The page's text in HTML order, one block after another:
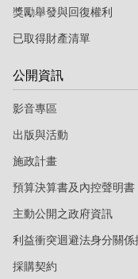
獎勵舉發與回復權利
已取得財產清單
公開資訊
影音專區
出版與活動
施政計畫
預算決算書及內控聲明書
主動公開之政府資訊
利益衝突迴避法身分關係
採購契約